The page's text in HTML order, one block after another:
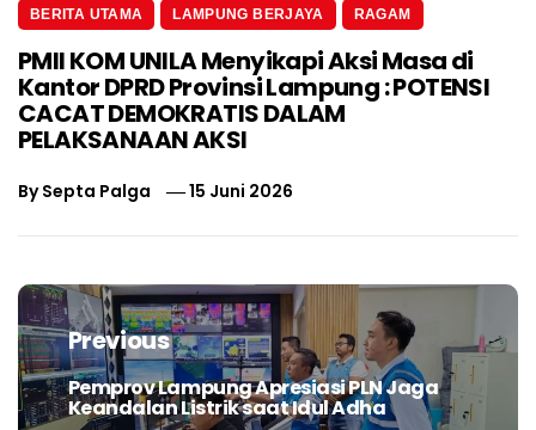
BERITA UTAMA LAMPUNG BERJAYA RAGAM
PMII KOM UNILA Menyikapi Aksi Masa di
Kantor DPRD Provinsi Lampung : POTENSI
CACAT DEMOKRATIS DALAM
PELAKSANAAN AKSI
BySepta Palga 15 Juni 2026
Navigasi
posPrevious
Previous
post:
Pemprov Lampung Apresiasi PLN Jaga
Keandalan Listrik saat Idul Adha